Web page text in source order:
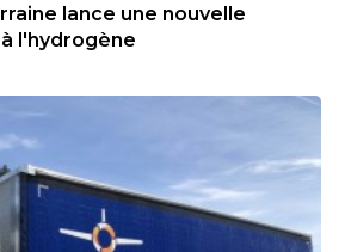
lance une nouvelle
l'hydrogène